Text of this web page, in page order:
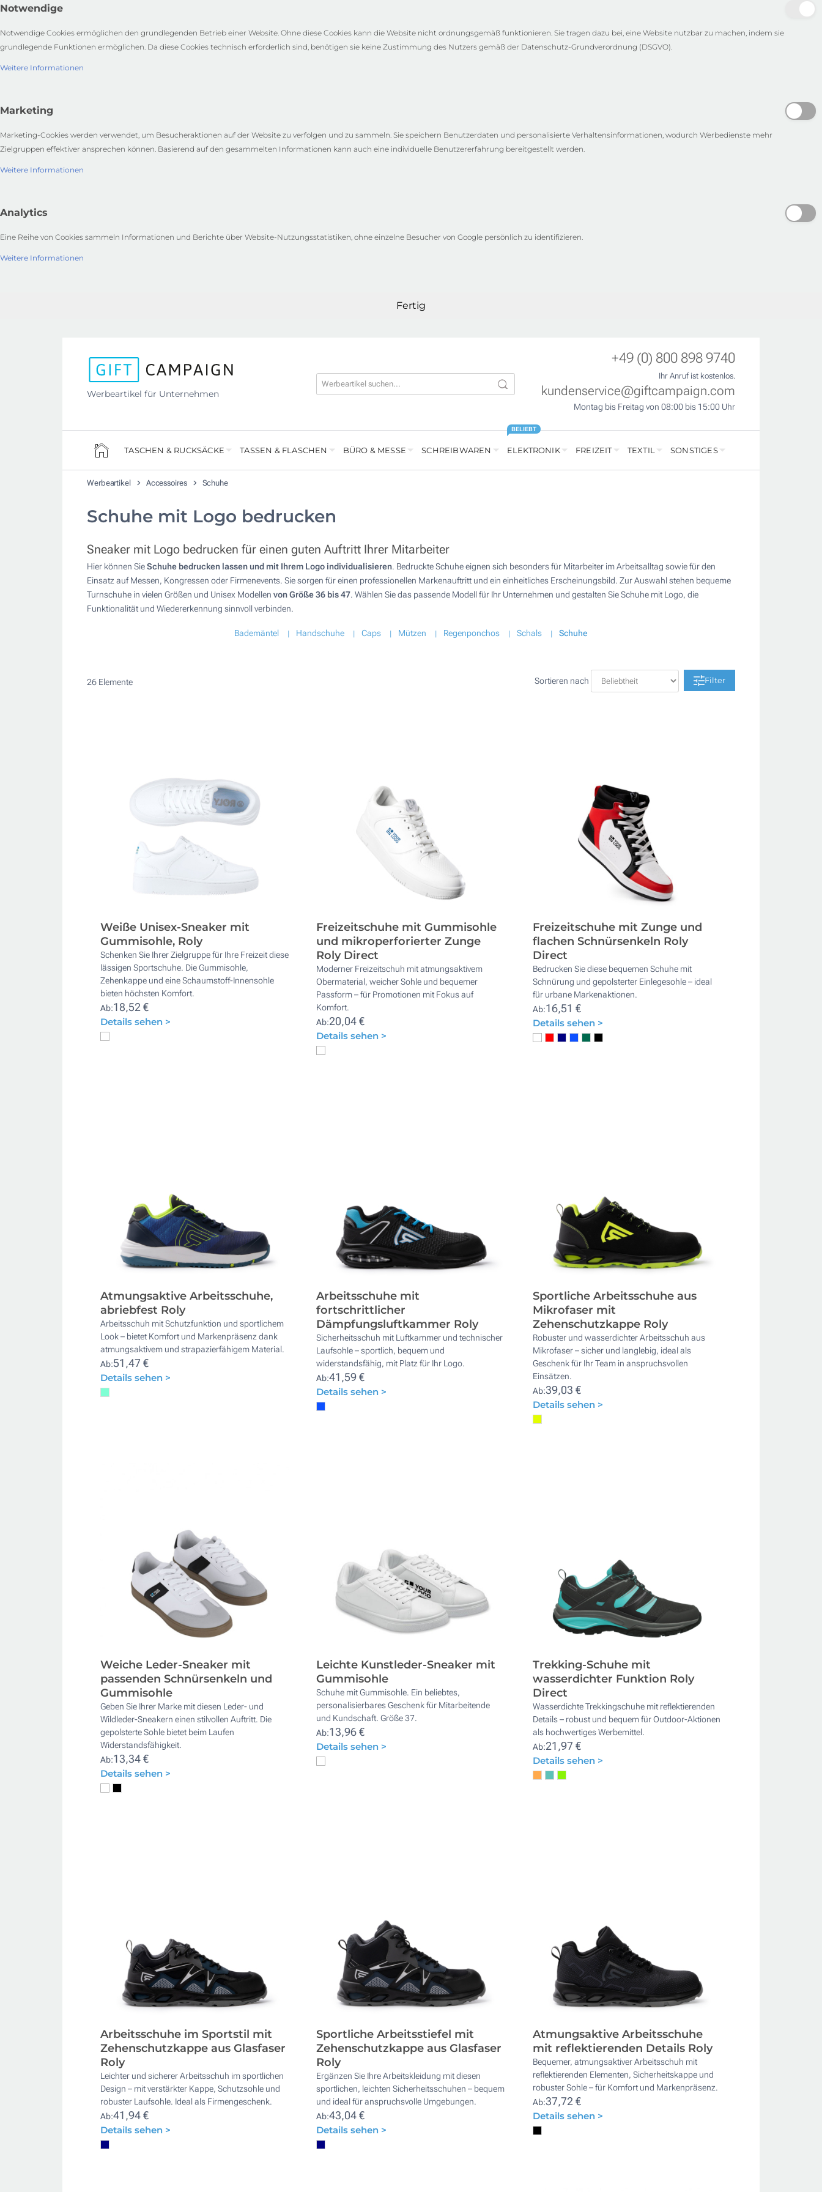
Notwendige
Notwendige Cookies ermöglichen den grundlegenden Betrieb einer Website. Ohne diese Cookies kann die Website nicht ordnungsgemäß funktionieren. Sie tragen dazu bei, eine Website nutzbar zu machen, indem sie
grundlegende Funktionen ermöglichen. Da diese Cookies technisch erforderlich sind, benötigen sie keine Zustimmung des Nutzers gemäß der Datenschutz-Grundverordnung (DSGVO).
Weitere Informationen
Marketing
Marketing-Cookies werden verwendet, um Besucheraktionen auf der Website zu verfolgen und zu sammeln. Sie speichern Benutzerdaten und personalisierte Verhaltensinformationen, wodurch Werbedienste mehr
Zielgruppen effektiver ansprechen können. Basierend auf den gesammelten Informationen kann auch eine individuelle Benutzererfahrung bereitgestellt werden.
Weitere Informationen
Analytics
Eine Reihe von Cookies sammeln Informationen und Berichte über Website-Nutzungsstatistiken, ohne einzelne Besucher von Google persönlich zu identifizieren.
Weitere Informationen
Fertig
Werbeartikel für Unternehmen
+49 (0) 800 898 9740
Ihr Anruf ist kostenlos.
kundenservice@giftcampaign.com
Montag bis Freitag von 08:00 bis 15:00 Uhr
TASCHEN & RUCKSÄCKE TASSEN & FLASCHEN BÜRO & MESSE SCHREIBWAREN ELEKTRONIK
BELIEBT
FREIZEIT TEXTIL SONSTIGES
Werbeartikel Accessoires Schuhe
Schuhe mit Logo bedrucken
Sneaker mit Logo bedrucken für einen guten Auftritt Ihrer Mitarbeiter
Hier können SieSchuhe bedrucken lassen und mit Ihrem Logo individualisieren. Bedruckte Schuhe eignen sich besonders für Mitarbeiter im Arbeitsalltag sowie für den
Einsatz auf Messen, Kongressen oder Firmenevents. Sie sorgen für einen professionellen Markenauftritt und ein einheitliches Erscheinungsbild. Zur Auswahl stehen bequeme
Turnschuhe in vielen Größen und Unisex Modellen von Größe 36 bis 47. Wählen Sie das passende Modell für Ihr Unternehmen und gestalten Sie Schuhe mit Logo, die
Funktionalität und Wiedererkennung sinnvoll verbinden.
Bademäntel Handschuhe Caps Mützen Regenponchos Schals Schuhe
26 Elemente Sortieren nach Filter
Weiße Unisex-Sneaker mit
Gummisohle, Roly
Schenken Sie Ihrer Zielgruppe für Ihre Freizeit diese
lässigen Sportschuhe. Die Gummisohle,
Zehenkappe und eine Schaumstoff-Innensohle
bieten höchsten Komfort.
Ab:18,52 €
Details sehen >
Freizeitschuhe mit Gummisohle
und mikroperforierter Zunge
Roly Direct
Moderner Freizeitschuh mit atmungsaktivem
Obermaterial, weicher Sohle und bequemer
Passform – für Promotionen mit Fokus auf
Komfort.
Ab:20,04 €
Details sehen >
Freizeitschuhe mit Zunge und
flachen Schnürsenkeln Roly
Direct
Bedrucken Sie diese bequemen Schuhe mit
Schnürung und gepolsterter Einlegesohle – ideal
für urbane Markenaktionen.
Ab:16,51 €
Details sehen >
Atmungsaktive Arbeitsschuhe,
abriebfest Roly
Arbeitsschuh mit Schutzfunktion und sportlichem
Look – bietet Komfort und Markenpräsenz dank
atmungsaktivem und strapazierfähigem Material.
Ab:51,47 €
Details sehen >
Arbeitsschuhe mit
fortschrittlicher
Dämpfungsluftkammer Roly
Sicherheitsschuh mit Luftkammer und technischer
Laufsohle – sportlich, bequem und
widerstandsfähig, mit Platz für Ihr Logo.
Ab:41,59 €
Details sehen >
Sportliche Arbeitsschuhe aus
Mikrofaser mit
Zehenschutzkappe Roly
Robuster und wasserdichter Arbeitsschuh aus
Mikrofaser – sicher und langlebig, ideal als
Geschenk für Ihr Team in anspruchsvollen
Einsätzen.
Ab:39,03 €
Details sehen >
Weiche Leder-Sneaker mit
passenden Schnürsenkeln und
Gummisohle
Geben Sie Ihrer Marke mit diesen Leder- und
Wildleder-Sneakern einen stilvollen Auftritt. Die
gepolsterte Sohle bietet beim Laufen
Widerstandsfähigkeit.
Ab:13,34 €
Details sehen >
Leichte Kunstleder-Sneaker mit
Gummisohle
Schuhe mit Gummisohle. Ein beliebtes,
personalisierbares Geschenk für Mitarbeitende
und Kundschaft. Größe 37.
Ab:13,96 €
Details sehen >
Trekking-Schuhe mit
wasserdichter Funktion Roly
Direct
Wasserdichte Trekkingschuhe mit reflektierenden
Details – robust und bequem für Outdoor-Aktionen
als hochwertiges Werbemittel.
Ab:21,97 €
Details sehen >
Arbeitsschuhe im Sportstil mit
Zehenschutzkappe aus Glasfaser
Roly
Leichter und sicherer Arbeitsschuh im sportlichen
Design – mit verstärkter Kappe, Schutzsohle und
robuster Laufsohle. Ideal als Firmengeschenk.
Ab:41,94 €
Details sehen >
Sportliche Arbeitsstiefel mit
Zehenschutzkappe aus Glasfaser
Roly
Ergänzen Sie Ihre Arbeitskleidung mit diesen
sportlichen, leichten Sicherheitsschuhen – bequem
und ideal für anspruchsvolle Umgebungen.
Ab:43,04 €
Details sehen >
Atmungsaktive Arbeitsschuhe
mit reflektierenden Details Roly
Bequemer, atmungsaktiver Arbeitsschuh mit
reflektierenden Elementen, Sicherheitskappe und
robuster Sohle – für Komfort und Markenpräsenz.
Ab:37,72 €
Details sehen >